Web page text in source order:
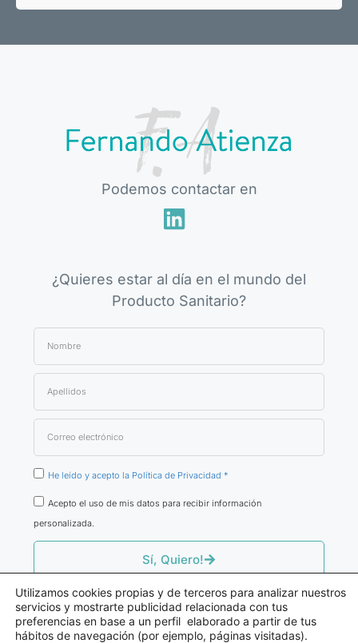
Podemos contactar en
¿Quieres estar al día en el mundo del
Producto Sanitario?
He leído y acepto la Política de Privacidad *
Acepto el uso de mis datos para recibir información
personalizada.
Sí, Quiero!
Utilizamos cookies propias y de terceros para analizar nuestros
servicios y mostrarte publicidad relacionada con tus
preferencias en base a un perfil elaborado a partir de tus
hábitos de navegación (por ejemplo, páginas visitadas).